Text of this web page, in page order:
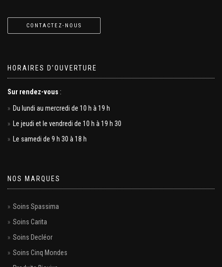
CONTACTEZ-NOUS
HORAIRES D’OUVERTURE
Sur rendez-vous :
Du lundi au mercredi de 10 h à 19 h
Le jeudi et le vendredi de 10 h à 19 h 30
Le samedi de 9 h 30 à 18 h
NOS MARQUES
Soins Spassima
Soins Carita
Soins Decléor
Soins Cinq Mondes